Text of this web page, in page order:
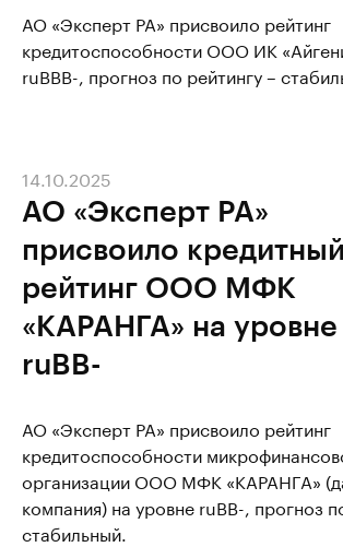
АО «Эксперт РА» присвоило рейтинг
кредитоспособности ООО ИК
ruBBB-, прогноз по рейтингу –
АО «Эксперт РА»
присвоило кредитный
рейтинг ООО МФК
«КАРАНГА» на уровне
ruBB-
14.10.2025
АО «Эксперт РА» присвоило рейтинг
кредитоспособности
организации ООО МФК «КАРАНГА»
компания) на уровне ruBB-, прогноз
стабильный.